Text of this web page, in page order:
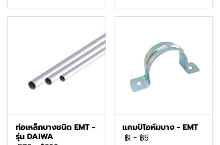
ท่อเหล็กบางชนิด EMT -
รุ่น DAIWA
แคมป์โอห์มบาง - EMT
฿1 - ฿5